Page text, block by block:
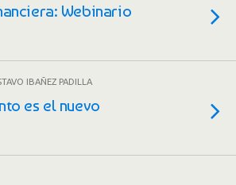
Webinario
IBAÑEZ PADILLA
es el nuevo